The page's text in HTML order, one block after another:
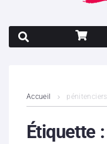
Contenus litigieux
Accueil pénitenciers
Étiquette :